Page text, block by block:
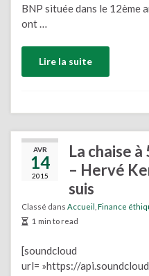
BNP située dans le 12ème
ont …
Lire la suite
AVR
14
2015
La chaise à
– Hervé
suis
Classé dans Accueil Finance
1 min to read
[soundcloud
url= »https://